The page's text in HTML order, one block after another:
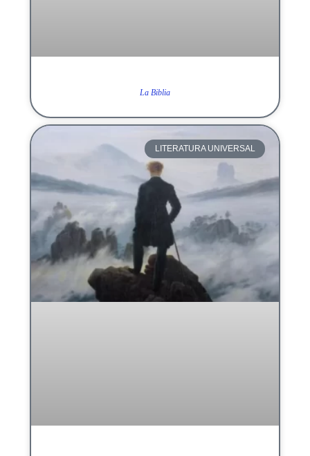
La Biblia
LITERATURA UNIVERSAL